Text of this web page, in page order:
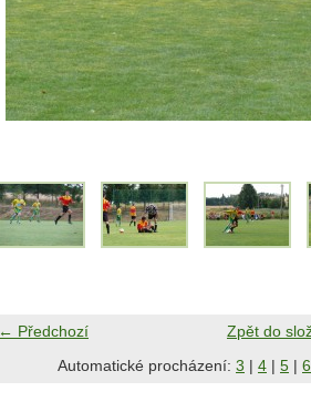
← Předchozí
Zpět do
Automatické procházení: 3 | 4 | 5 | 6